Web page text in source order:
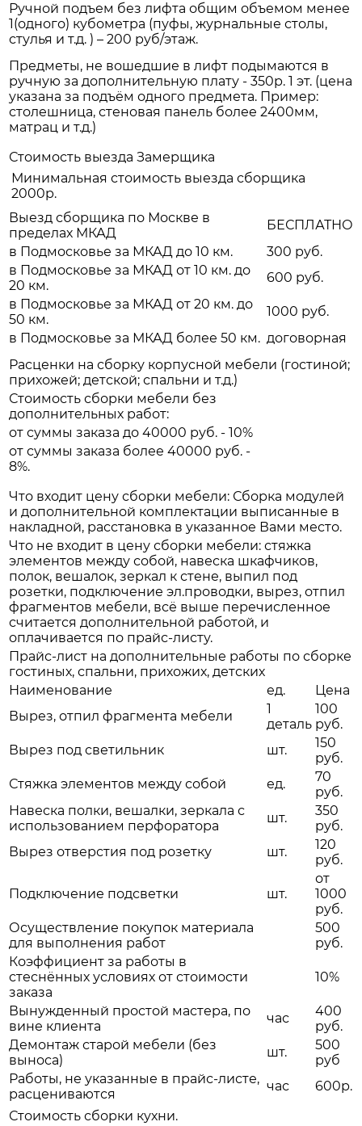
Ручной подъем без лифта общим объемом менее
1(одного) кубометра (пуфы, журнальные столы,
стулья и т.д. ) – 200 руб/этаж.
Предметы, не вошедшие в лифт подымаются в
ручную за дополнительную плату - 350р. 1 эт. (цена
указана за подъём одного предмета. Пример:
столешница, стеновая панель более 2400мм,
матрац и т.д.)
Стоимость выезда Замерщика
Минимальная стоимость выезда сборщика
2000р.
Выезд сборщика по Москве в
пределах МКАД
БЕСПЛАТНО
в Подмосковье за МКАД до 10 км.
300 руб.
в Подмосковье за МКАД от 10 км. до
20 км.
600 руб.
в Подмосковье за МКАД от 20 км. до
50 км.
1000 руб.
в Подмосковье за МКАД более 50 км. договорная
Расценки на сборку корпусной мебели (гостиной;
прихожей; детской; спальни и т.д.)
Стоимость сборки мебели без
дополнительных работ:
от суммы заказа до 40000 руб. - 10%
от суммы заказа более 40000 руб. -
8%.
Что входит цену сборки мебели: Сборка модулей
и дополнительной комплектации выписанные в
накладной, расстановка в указанное Вами место.
Что не входит в цену сборки мебели: стяжка
элементов между собой, навеска шкафчиков,
полок, вешалок, зеркал к стене, выпил под
розетки, подключение эл.проводки, вырез, отпил
фрагментов мебели, всё выше перечисленное
считается дополнительной работой, и
оплачивается по прайс-листу.
Прайс-лист на дополнительные работы по сборке
гостиных, спальни, прихожих, детских
Наименование
ед.
Цена
Вырез, отпил фрагмента мебели
1
деталь
100
руб.
Вырез под светильник
шт.
150
руб.
Стяжка элементов между собой
ед.
70
руб.
Навеска полки, вешалки, зеркала с
использованием перфоратора
шт.
350
руб.
Вырез отверстия под розетку
шт.
120
руб.
Подключение подсветки шт.
от
1000
руб.
Осуществление покупок материала
для выполнения работ
500
руб.
Коэффициент за работы в
стеснённых условиях от стоимости
заказа
10%
Вынужденный простой мастера, по
вине клиента
час
400
руб.
Демонтаж старой мебели (без
выноса)
шт.
500
руб
Работы, не указанные в прайс-листе,
расцениваются
час
600р.
Стоимость сборки кухни.